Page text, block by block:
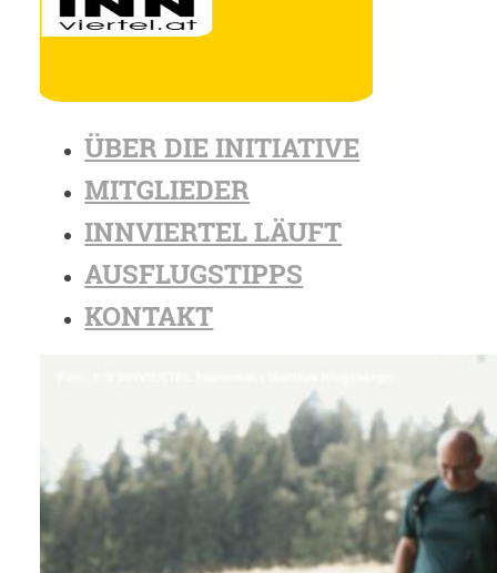
ÜBER DIE INITIATIVE
MITGLIEDER
INNVIERTEL LÄUFT
AUSFLUGSTIPPS
KONTAKT